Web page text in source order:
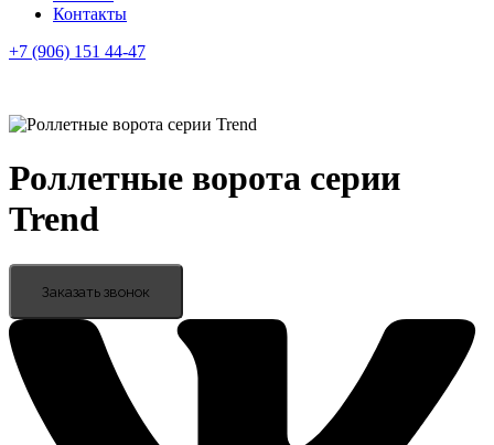
Контакты
+7 (906) 151 44-47
Роллетные ворота серии
Trend
Заказать звонок